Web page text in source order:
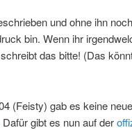
und ohne ihn
bin. Wenn ihr
das bitte! (Das
(Feisty) gab es keine
Dafür gibt es nun auf der